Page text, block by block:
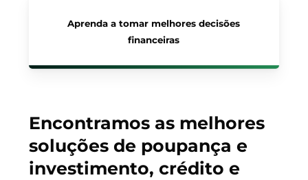
Aprenda a tomar melhores decisões
financeiras
Encontramos as melhores
soluções de poupança e
investimento, crédito e